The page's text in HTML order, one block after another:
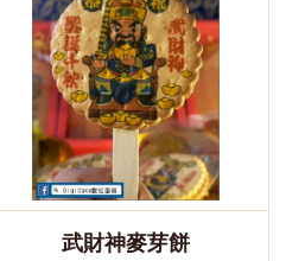
武財神麥芽餅